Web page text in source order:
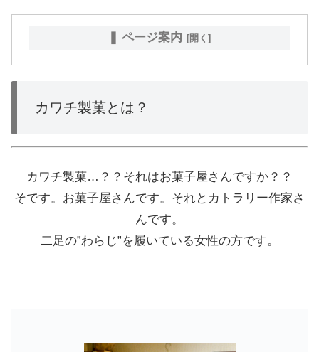
❚ ページ案内
カワチ製菓とは？
カワチ製菓…？？それはお菓子屋さんですか？？
そです。お菓子屋さんです。それとカトラリー作家さ
んです。
二足の”わらじ”を履いている女性の方です。